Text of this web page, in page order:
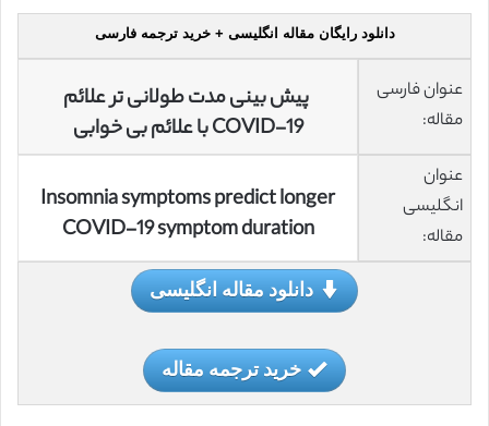
دانلود رایگان مقاله انگلیسی + خرید ترجمه فارسی
عنوان فارسی
مقاله:
پیش بینی مدت طولانی تر علائم
COVID-19 با علائم بی خوابی
عنوان
انگلیسی
مقاله:
Insomnia symptoms predict longer
COVID-19 symptom duration
دانلود مقاله انگلیسی
خرید ترجمه مقاله